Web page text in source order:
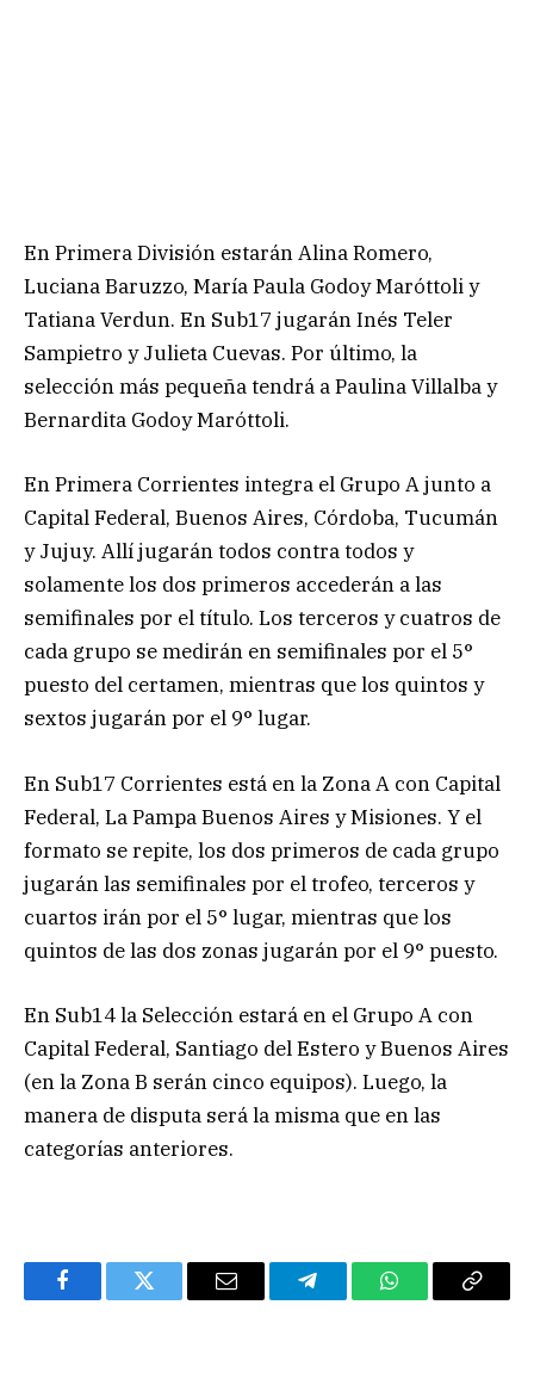
En Primera División estarán Alina Romero,
Luciana Baruzzo, María Paula Godoy Maróttoli y
Tatiana Verdun. En Sub17 jugarán Inés Teler
Sampietro y Julieta Cuevas. Por último, la
selección más pequeña tendrá a Paulina Villalba y
Bernardita Godoy Maróttoli.
En Primera Corrientes integra el Grupo A junto a
Capital Federal, Buenos Aires, Córdoba, Tucumán
y Jujuy. Allí jugarán todos contra todos y
solamente los dos primeros accederán a las
semifinales por el título. Los terceros y cuatros de
cada grupo se medirán en semifinales por el 5°
puesto del certamen, mientras que los quintos y
sextos jugarán por el 9° lugar.
En Sub17 Corrientes está en la Zona A con Capital
Federal, La Pampa Buenos Aires y Misiones. Y el
formato se repite, los dos primeros de cada grupo
jugarán las semifinales por el trofeo, terceros y
cuartos irán por el 5° lugar, mientras que los
quintos de las dos zonas jugarán por el 9° puesto.
En Sub14 la Selección estará en el Grupo A con
Capital Federal, Santiago del Estero y Buenos Aires
(en la Zona B serán cinco equipos). Luego, la
manera de disputa será la misma que en las
categorías anteriores.
FacebookTwitter Email TelegramWhatsAppCopy